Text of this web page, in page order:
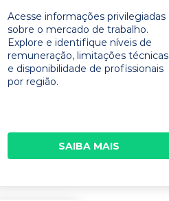
Acesse informações privilegiadas
sobre o mercado de trabalho.
Explore e identifique níveis de
remuneração, limitações técnicas
e disponibilidade de profissionais
por região.
SAIBA MAIS